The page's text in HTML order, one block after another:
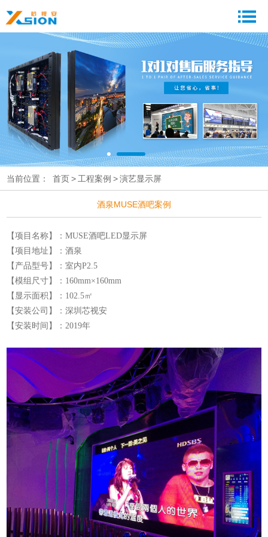
当前位置： 首页> 工程案例 >演艺显示屏
酒泉MUSE酒吧案例
【项目名称】：MUSE酒吧LED显示屏
【项目地址】：酒泉
【产品型号】：室内P2.5
【模组尺寸】：160mm×160mm
【显示面积】：102.5㎡
【安装公司】：深圳芯视安
【安装时间】：2019年